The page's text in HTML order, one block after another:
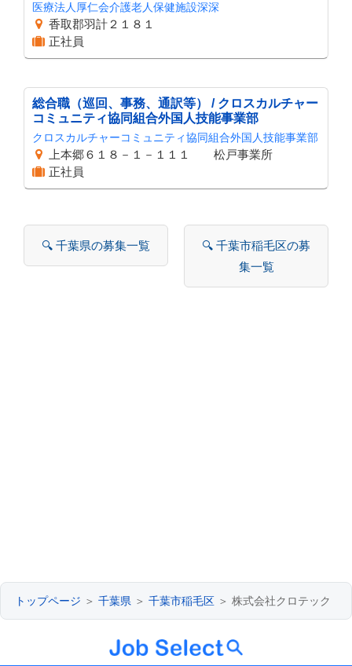
医療法人厚仁会介護老人保健施設深深
香取郡羽計２１８１
正社員
総合職（巡回、事務、通訳等） / クロスカルチャー
コミュニティ協同組合外国人技能事業部
クロスカルチャーコミュニティ協同組合外国人技能事業部
上本郷６１８－１－１１１ 松戸事業所
正社員
🔍 千葉県の募集一覧
🔍 千葉市稲毛区の募
集一覧
トップページ ＞ 千葉県 ＞ 千葉市稲毛区 ＞ 株式会社クロテック